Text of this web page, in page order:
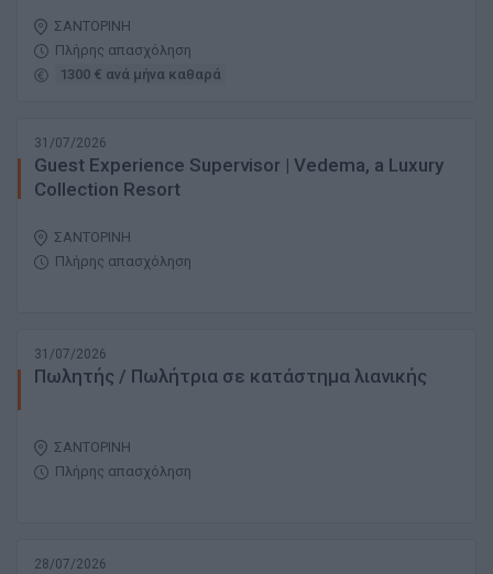
ΣΑΝΤΟΡΙΝΗ
Πλήρης απασχόληση
1300 € ανά μήνα καθαρά
31/07/2026
Guest Experience Supervisor | Vedema, a Luxury
Collection Resort
ΣΑΝΤΟΡΙΝΗ
Πλήρης απασχόληση
31/07/2026
Πωλητής / Πωλήτρια σε κατάστημα λιανικής
ΣΑΝΤΟΡΙΝΗ
Πλήρης απασχόληση
28/07/2026